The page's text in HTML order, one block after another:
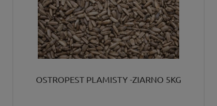
OSTROPEST PLAMISTY -ZIARNO 5KG